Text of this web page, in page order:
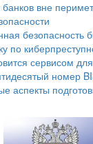
вне
безопасность
по
сервисом
номер
аспекты